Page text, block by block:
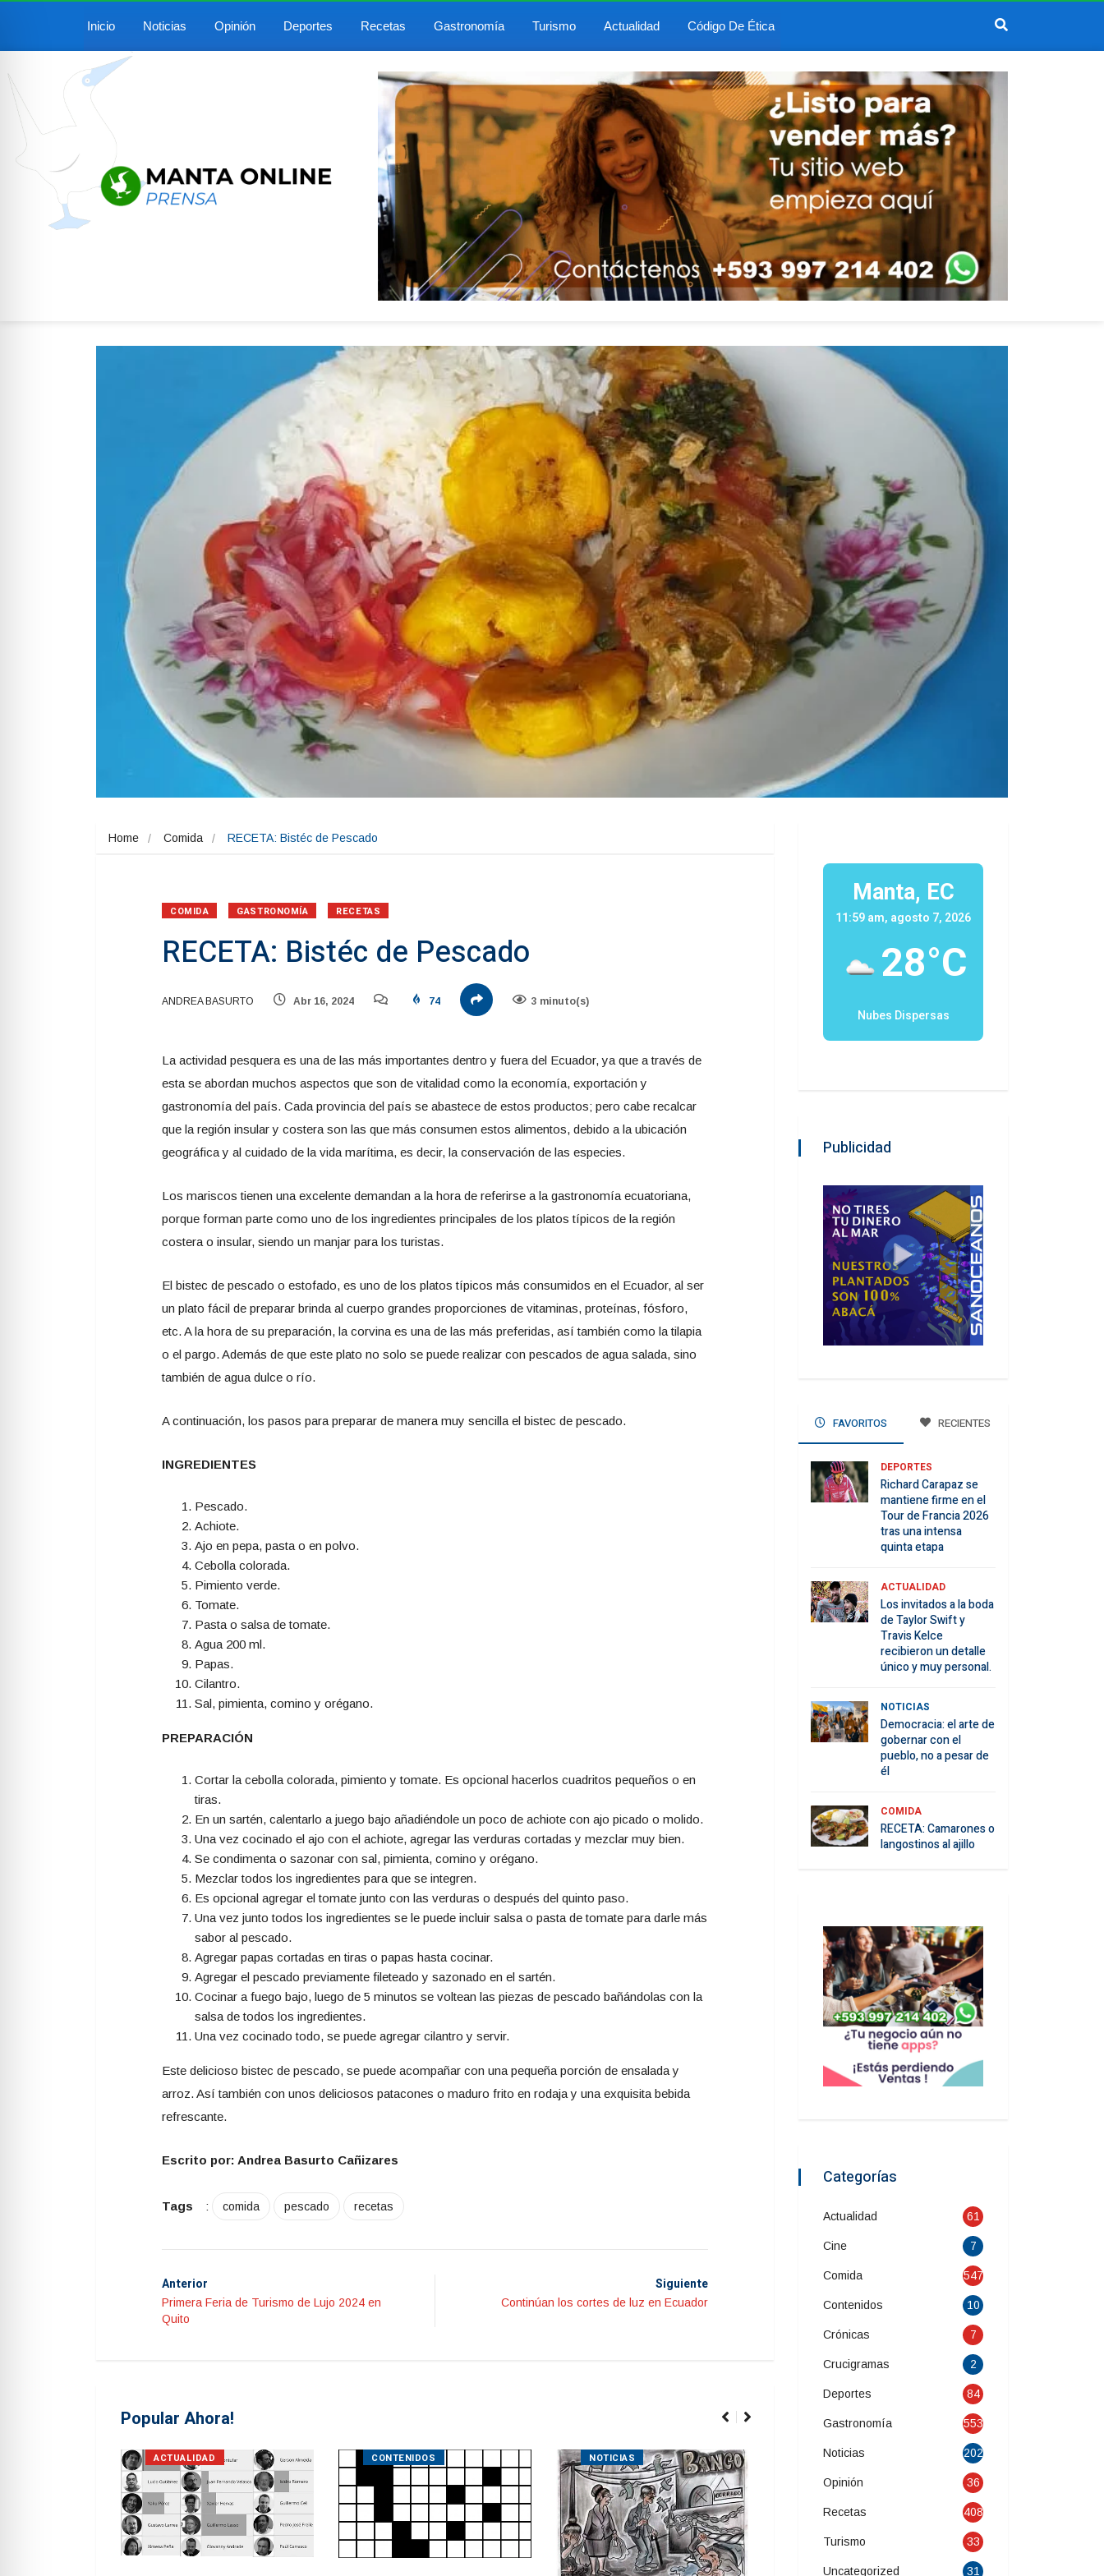
Inicio Noticias Opinión Deportes Recetas Gastronomía Turismo Actualidad Código De Ética
Home Comida RECETA: Bistéc de Pescado
COMIDA GASTRONOMÍA RECETAS
RECETA: Bistéc de Pescado
ANDREA BASURTO Abr 16, 2024 74 3 minuto(s)
La actividad pesquera es una de las más importantes dentro y fuera del Ecuador, ya que a través de
esta se abordan muchos aspectos que son de vitalidad como la economía, exportación y
gastronomía del país. Cada provincia del país se abastece de estos productos; pero cabe recalcar
que la región insular y costera son las que más consumen estos alimentos, debido a la ubicación
geográfica y al cuidado de la vida marítima, es decir, la conservación de las especies.
Los mariscos tienen una excelente demandan a la hora de referirse a la gastronomía ecuatoriana,
porque forman parte como uno de los ingredientes principales de los platos típicos de la región
costera o insular, siendo un manjar para los turistas.
El bistec de pescado o estofado, es uno de los platos típicos más consumidos en el Ecuador, al ser
un plato fácil de preparar brinda al cuerpo grandes proporciones de vitaminas, proteínas, fósforo,
etc. A la hora de su preparación, la corvina es una de las más preferidas, así también como la tilapia
o el pargo. Además de que este plato no solo se puede realizar con pescados de agua salada, sino
también de agua dulce o río.
A continuación, los pasos para preparar de manera muy sencilla el bistec de pescado.
INGREDIENTES
Pescado.
Achiote.
Ajo en pepa, pasta o en polvo.
Cebolla colorada.
Pimiento verde.
Tomate.
Pasta o salsa de tomate.
Agua 200 ml.
Papas.
Cilantro.
Sal, pimienta, comino y orégano.
PREPARACIÓN
Cortar la cebolla colorada, pimiento y tomate. Es opcional hacerlos cuadritos pequeños o en
tiras.
En un sartén, calentarlo a juego bajo añadiéndole un poco de achiote con ajo picado o molido.
Una vez cocinado el ajo con el achiote, agregar las verduras cortadas y mezclar muy bien.
Se condimenta o sazonar con sal, pimienta, comino y orégano.
Mezclar todos los ingredientes para que se integren.
Es opcional agregar el tomate junto con las verduras o después del quinto paso.
Una vez junto todos los ingredientes se le puede incluir salsa o pasta de tomate para darle más
sabor al pescado.
Agregar papas cortadas en tiras o papas hasta cocinar.
Agregar el pescado previamente fileteado y sazonado en el sartén.
Cocinar a fuego bajo, luego de 5 minutos se voltean las piezas de pescado bañándolas con la
salsa de todos los ingredientes.
Una vez cocinado todo, se puede agregar cilantro y servir.
Este delicioso bistec de pescado, se puede acompañar con una pequeña porción de ensalada y
arroz. Así también con unos deliciosos patacones o maduro frito en rodaja y una exquisita bebida
refrescante.
Escrito por: Andrea Basurto Cañizares
Tags : comida pescado recetas
Anterior
Primera Feria de Turismo de Lujo 2024 en
Quito
Siguiente
Continúan los cortes de luz en Ecuador
Popular Ahora!
ACTUALIDAD CONTENIDOS NOTICIAS COMIDA
Manta, EC
11:59 am, agosto 7, 2026
28°C
Nubes Dispersas
Publicidad
FAVORITOS RECIENTES
DEPORTES
Richard Carapaz se
mantiene firme en el
Tour de Francia 2026
tras una intensa
quinta etapa
ACTUALIDAD
Los invitados a la boda
de Taylor Swift y
Travis Kelce
recibieron un detalle
único y muy personal.
NOTICIAS
Democracia: el arte de
gobernar con el
pueblo, no a pesar de
él
COMIDA
RECETA: Camarones o
langostinos al ajillo
Categorías
Actualidad 61
Cine 7
Comida 547
Contenidos 10
Crónicas 7
Crucigramas 2
Deportes 84
Gastronomía 553
Noticias 202
Opinión 36
Recetas 408
Turismo 33
Uncategorized 31